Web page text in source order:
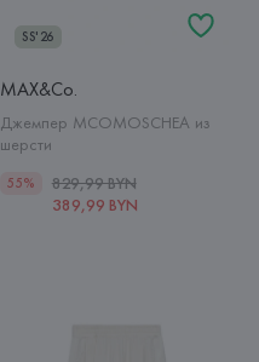
SS'26
MAX&Co.
Джемпер MCOMOSCHEA из
шерсти
55%
829,99 BYN
389,99 BYN